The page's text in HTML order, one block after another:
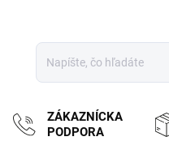
ZÁKAZNÍCKA
PODPORA